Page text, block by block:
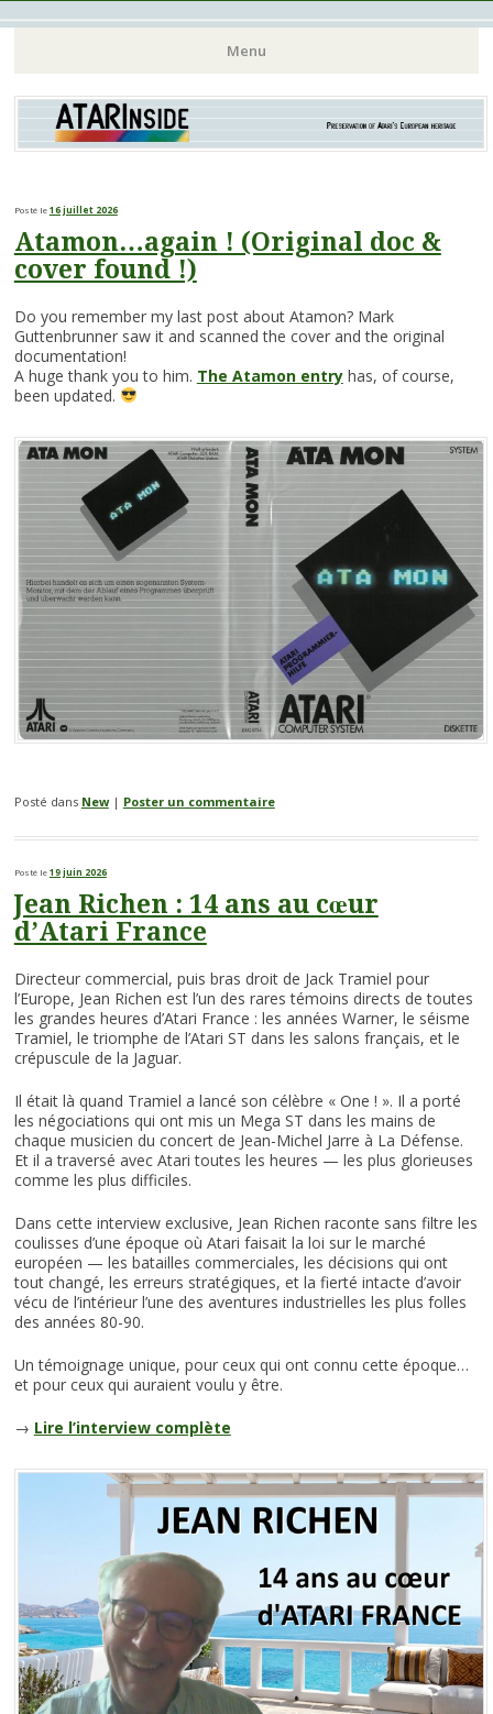
Atarinside
France Germany Italy UK Benelux)
Menu
Aller
contenu
Posté le16 juillet 2026
Atamon…again ! (Original doc &
cover found !)
Do you remember my last post about Atamon? Mark
Guttenbrunner saw it and scanned the cover and the original
documentation!
A huge thank you to him. The Atamon entryhas, of course,
been updated.
Posté dans New | Poster un commentaire
Posté le19 juin 2026
Jean Richen : 14 ans au cœur
d’Atari France
Directeur commercial, puis bras droit de Jack Tramiel pour
l’Europe, Jean Richen est l’un des rares témoins directs de toutes
les grandes heures d’Atari France : les années Warner, le séisme
Tramiel, le triomphe de l’Atari ST dans les salons français, et le
crépuscule de la Jaguar.
Il était là quand Tramiel a lancé son célèbre « One ! ». Il a porté
les négociations qui ont mis un Mega ST dans les mains de
chaque musicien du concert de Jean-Michel Jarre à La Défense.
Et il a traversé avec Atari toutes les heures — les plus glorieuses
comme les plus difficiles.
Dans cette interview exclusive, Jean Richen raconte sans filtre les
coulisses d’une époque où Atari faisait la loi sur le marché
européen — les batailles commerciales, les décisions qui ont
tout changé, les erreurs stratégiques, et la fierté intacte d’avoir
vécu de l’intérieur l’une des aventures industrielles les plus folles
des années 80-90.
Un témoignage unique, pour ceux qui ont connu cette époque…
et pour ceux qui auraient voulu y être.
→ Lire l’interview complète